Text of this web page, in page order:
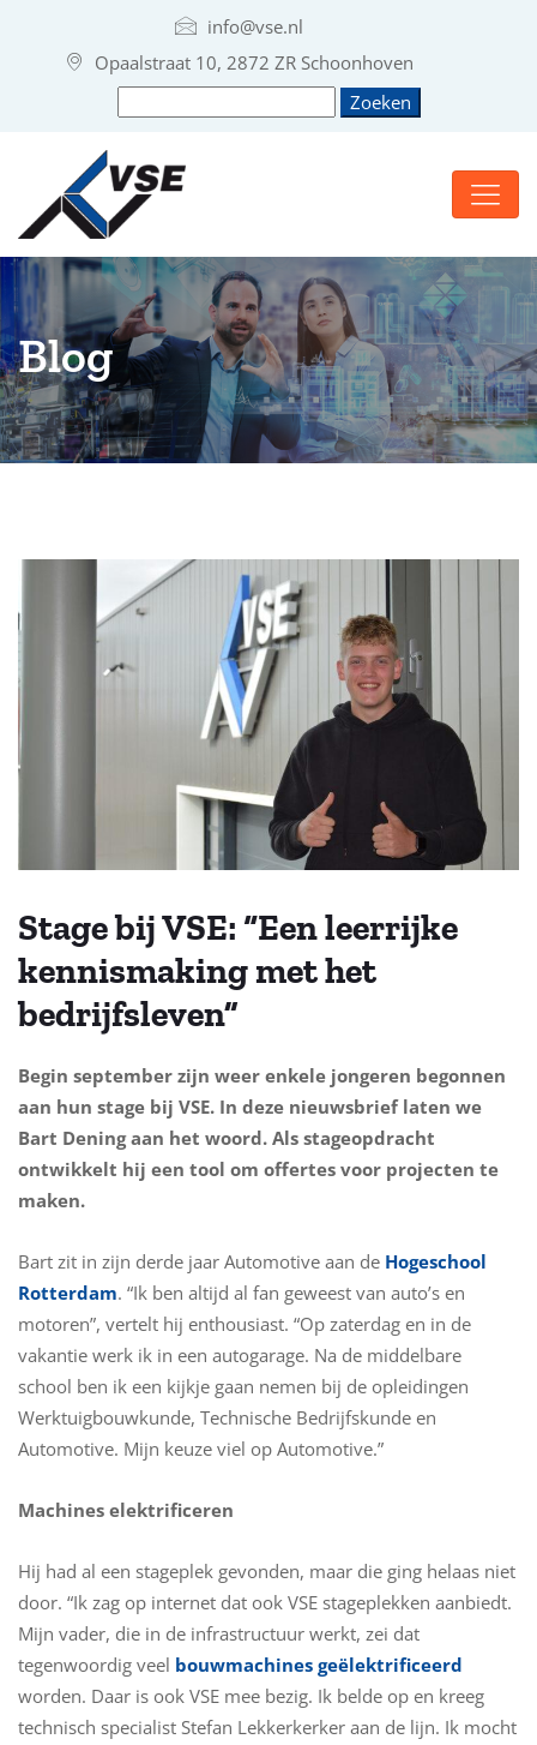
info@vse.nl
Opaalstraat 10, 2872 ZR Schoonhoven
Blog
Stage bij VSE: “Een leerrijke
kennismaking met het
bedrijfsleven”
Begin september zijn weer enkele jongeren begonnen
aan hun stage bij VSE. In deze nieuwsbrief laten we
Bart Dening aan het woord. Als stageopdracht
ontwikkelt hij een tool om offertes voor projecten te
maken.
Bart zit in zijn derde jaar Automotive aan de Hogeschool
Rotterdam. “Ik ben altijd al fan geweest van auto’s en
motoren”, vertelt hij enthousiast. “Op zaterdag en in de
vakantie werk ik in een autogarage. Na de middelbare
school ben ik een kijkje gaan nemen bij de opleidingen
Werktuigbouwkunde, Technische Bedrijfskunde en
Automotive. Mijn keuze viel op Automotive.”
Machines elektrificeren
Hij had al een stageplek gevonden, maar die ging helaas niet
door. “Ik zag op internet dat ook VSE stageplekken aanbiedt.
Mijn vader, die in de infrastructuur werkt, zei dat
tegenwoordig veel bouwmachines geëlektrificeerd
worden. Daar is ook VSE mee bezig. Ik belde op en kreeg
technisch specialist Stefan Lekkerkerker aan de lijn. Ik mocht